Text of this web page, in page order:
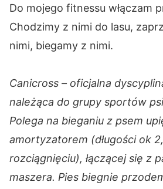
Do mojego fitnessu włączam
Chodzimy z nimi do lasu,
nimi, biegamy z nimi.
Canicross – oficjalna
należąca do grupy sportów
Polega na bieganiu z psem
amortyzatorem (długości ok
rozciągnięciu), łączącej się z
maszera. Pies biegnie